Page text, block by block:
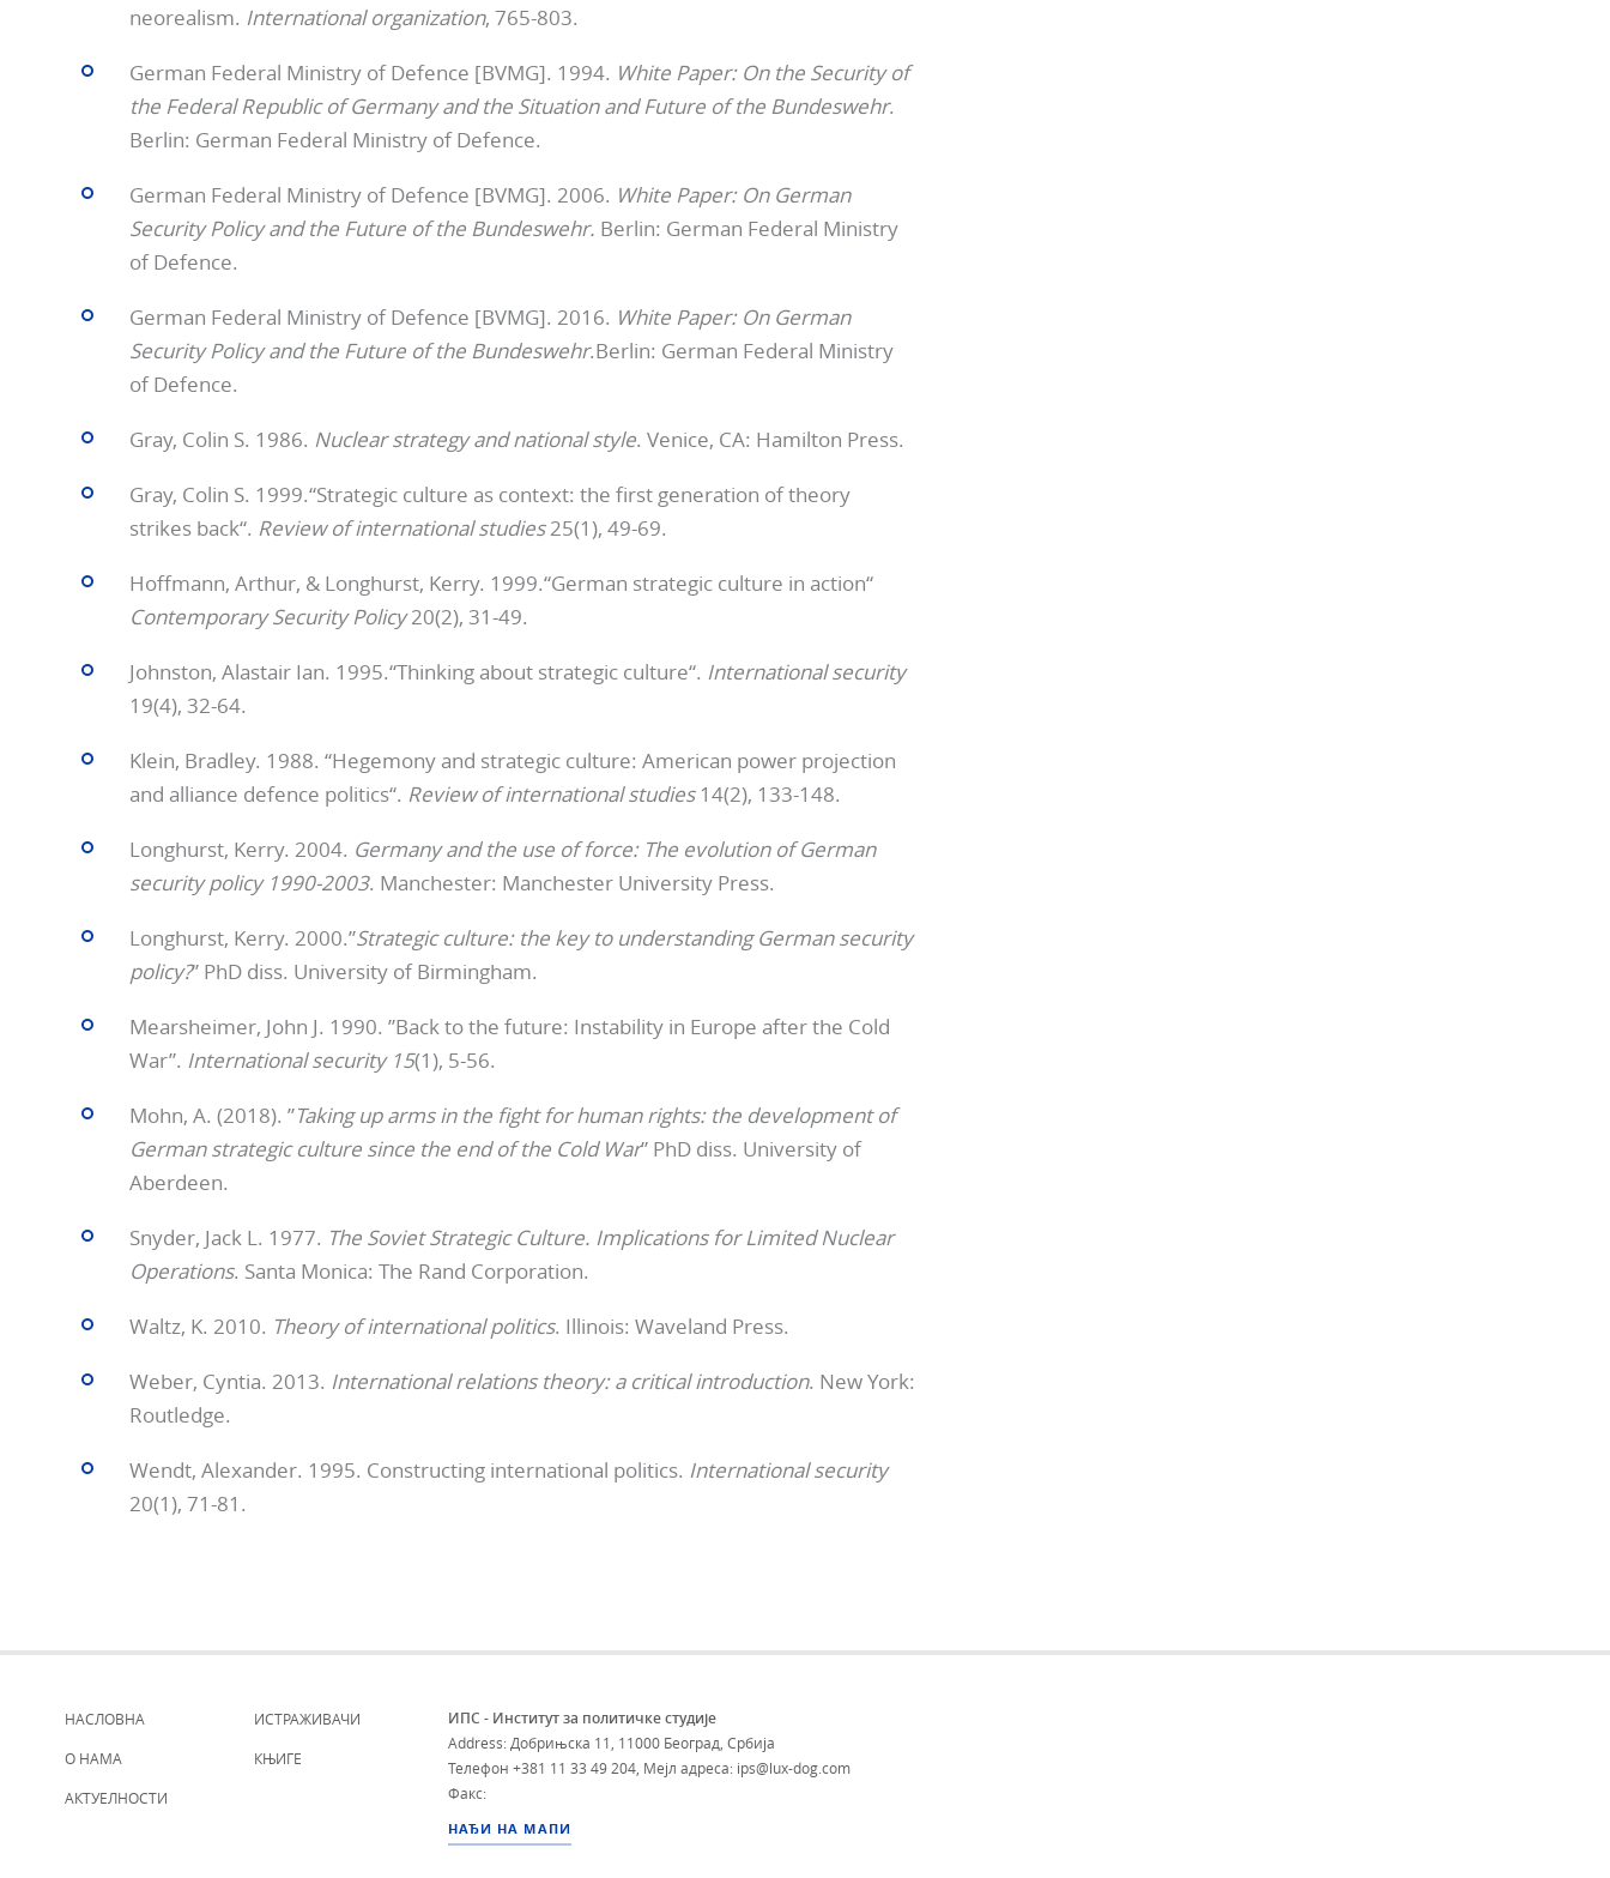
neorealism. International organization, 765-803.
German Federal Ministry of Defence [BVMG]. 1994. White Paper: On the Security of
the Federal Republic of Germany and the Situation and Future of the Bundeswehr.
Berlin: German Federal Ministry of Defence.
German Federal Ministry of Defence [BVMG]. 2006. White Paper: On German
Security Policy and the Future of the Bundeswehr. Berlin: German Federal Ministry
of Defence.
German Federal Ministry of Defence [BVMG]. 2016. White Paper: On German
Security Policy and the Future of the Bundeswehr.Berlin: German Federal Ministry
of Defence.
Gray, Colin S. 1986. Nuclear strategy and national style. Venice, CA: Hamilton Press.
Gray, Colin S. 1999.“Strategic culture as context: the first generation of theory
strikes back“. Review of international studies25(1), 49-69.
Hoffmann, Arthur, & Longhurst, Kerry. 1999.“German strategic culture in action“
Contemporary Security Policy20(2), 31-49.
Johnston, Alastair Ian. 1995.“Thinking about strategic culture“. International security
19(4), 32-64.
Klein, Bradley. 1988. “Hegemony and strategic culture: American power projection
and alliance defence politics“. Review of international studies14(2), 133-148.
Longhurst, Kerry. 2004. Germany and the use of force: The evolution of German
security policy 1990-2003. Manchester: Manchester University Press.
Longhurst, Kerry. 2000.”Strategic culture: the key to understanding German security
policy?” PhD diss. University of Birmingham.
Mearsheimer, John J. 1990. ”Back to the future: Instability in Europe after the Cold
War”. International security 15(1), 5-56.
Mohn, A. (2018). ”Taking up arms in the fight for human rights: the development of
German strategic culture since the end of the Cold War” PhD diss. University of
Aberdeen.
Snyder, Jack L. 1977. The Soviet Strategic Culture. Implications for Limited Nuclear
Operations. Santa Monica: The Rand Corporation.
Waltz, K. 2010. Theory of international politics. Illinois: Waveland Press.
Weber, Cyntia. 2013. International relations theory: a critical introduction. New York:
Routledge.
Wendt, Alexander. 1995. Constructing international politics. International security
20(1), 71-81.
НАСЛОВНА
О НАМА
АКТУЕЛНОСТИ
ИСТРАЖИВАЧИ
КЊИГЕ
ИПС - Институт за политичке студије
Address: Добрињска 11, 11000 Београд, Србија
Телефон +381 11 33 49 204, Мејл адреса: ips@lux-dog.com
Факс:
НАЂИ НА МАПИ